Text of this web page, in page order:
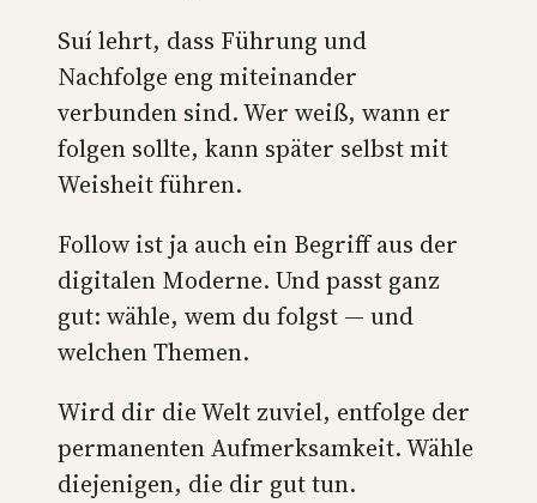
Suí lehrt, dass Führung und
Nachfolge eng miteinander
verbunden sind. Wer weiß, wann er
folgen sollte, kann später selbst mit
Weisheit führen.
Follow ist ja auch ein Begriff aus der
digitalen Moderne. Und passt ganz
gut: wähle, wem du folgst — und
welchen Themen.
Wird dir die Welt zuviel, entfolge der
permanenten Aufmerksamkeit. Wähle
diejenigen, die dir gut tun.